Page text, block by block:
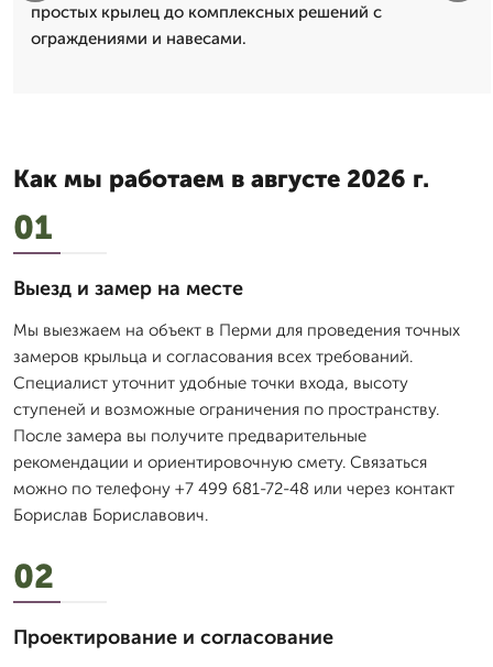
простых крылец до комплексных решений с
ограждениями и навесами.
Как мы работаем в августе 2026 г.
01
Выезд и замер на месте
Мы выезжаем на объект в Перми для проведения точных
замеров крыльца и согласования всех требований.
Специалист уточнит удобные точки входа, высоту
ступеней и возможные ограничения по пространству.
После замера вы получите предварительные
рекомендации и ориентировочную смету. Связаться
можно по телефону +7 499 681-72-48 или через контакт
Борислав Бориславович.
02
Проектирование и согласование